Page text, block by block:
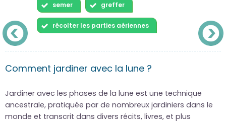
semer greffer
récolter les parties aériennes
Comment jardiner avec la lune ?
Jardiner avec les phases de la lune est une technique
ancestrale, pratiquée par de nombreux jardiniers dans le
monde et transcrit dans divers récits, livres, et plus